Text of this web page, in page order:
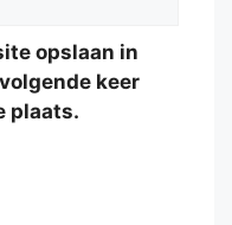
opslaan in
keer
plaats.